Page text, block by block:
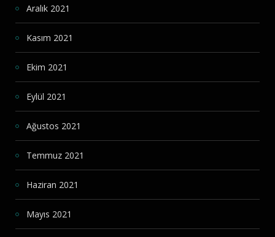
Aralık 2021
Kasım 2021
Ekim 2021
Eylül 2021
Ağustos 2021
Temmuz 2021
Haziran 2021
Mayıs 2021